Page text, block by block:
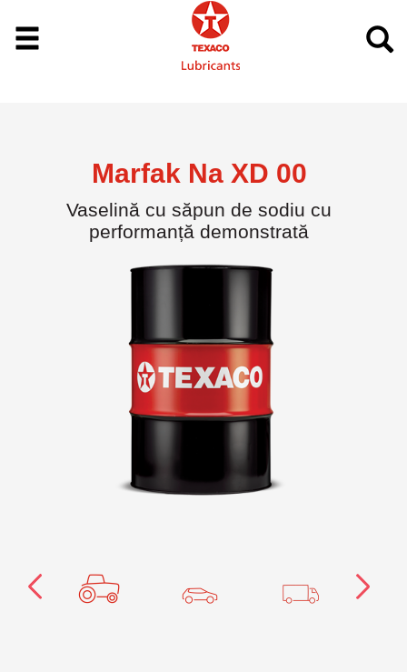
Marfak Na XD 00
Vaselină cu săpun de sodiu cu
performanță demonstrată